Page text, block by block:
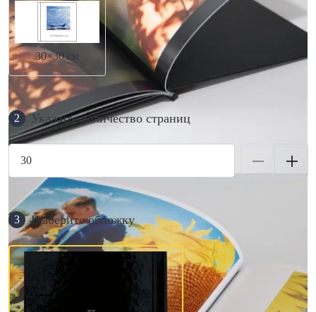
30×30 см
2 Укажите количество страниц
3 Выберите обложку